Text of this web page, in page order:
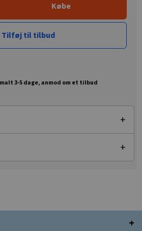
Købe
Tilføj til tilbud
3-5 dage, anmod om et tilbud